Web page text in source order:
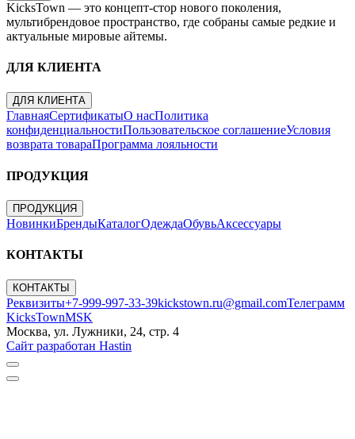
KicksTown — это концепт-стор нового поколения,
мультибрендовое пространство, где собраны самые редкие и
актуальные мировые айтемы.
ДЛЯ КЛИЕНТА
ДЛЯ КЛИЕНТА
ГлавнаяСертификатыО насПолитика
конфиденциальностиПользовательское соглашениеУсловия
возврата товараПрограмма лояльности
ПРОДУКЦИЯ
ПРОДУКЦИЯ
НовинкиБрендыКаталогОдеждаОбувьАксессуары
КОНТАКТЫ
КОНТАКТЫ
Реквизиты+7-999-997-33-39kickstown.ru@gmail.comТелеграмм
KicksTownMSK
Москва, ул. Лужники, 24, стр. 4
Сайт разработан Hastin